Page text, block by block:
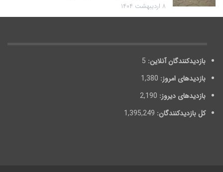
۸ اردیبهشت ۱۴۰۴
بازدیدکنندگان آنلاین: 5
بازدیدهای امروز: 1,380
بازدیدهای دیروز: 2,190
کل بازدیدکنند‌گان: 1,395,249